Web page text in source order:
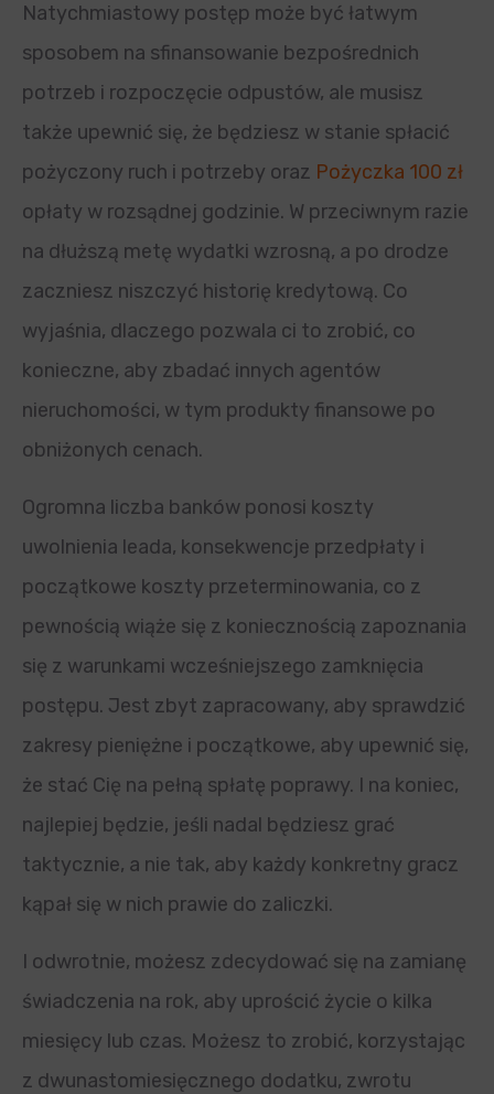
Natychmiastowy postęp może być łatwym
sposobem na sfinansowanie bezpośrednich
potrzeb i rozpoczęcie odpustów, ale musisz
także upewnić się, że będziesz w stanie spłacić
pożyczony ruch i potrzeby oraz Pożyczka 100 zł
opłaty w rozsądnej godzinie. W przeciwnym razie
na dłuższą metę wydatki wzrosną, a po drodze
zaczniesz niszczyć historię kredytową. Co
wyjaśnia, dlaczego pozwala ci to zrobić, co
konieczne, aby zbadać innych agentów
nieruchomości, w tym produkty finansowe po
obniżonych cenach.
Ogromna liczba banków ponosi koszty
uwolnienia leada, konsekwencje przedpłaty i
początkowe koszty przeterminowania, co z
pewnością wiąże się z koniecznością zapoznania
się z warunkami wcześniejszego zamknięcia
postępu. Jest zbyt zapracowany, aby sprawdzić
zakresy pieniężne i początkowe, aby upewnić się,
że stać Cię na pełną spłatę poprawy. I na koniec,
najlepiej będzie, jeśli nadal będziesz grać
taktycznie, a nie tak, aby każdy konkretny gracz
kąpał się w nich prawie do zaliczki.
I odwrotnie, możesz zdecydować się na zamianę
świadczenia na rok, aby uprościć życie o kilka
miesięcy lub czas. Możesz to zrobić, korzystając
z dwunastomiesięcznego dodatku, zwrotu